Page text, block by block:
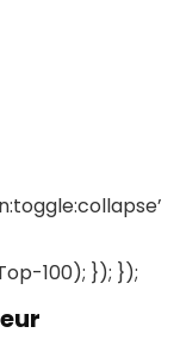
100); }); });